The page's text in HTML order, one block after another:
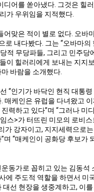
어를 쏟아냈다. 그것은 힐
가 우위임을 지적했다.
맞은 적이 별로 없다. 오바
내다봤다. 그는 “오바마
적 무당파들, 그리고 민주당
이 힐러리에게 보내는 지지
바람을 소개했다.
“인기가 바닥인 현직 대통
케인은 유럽을 다녀왔고
력하고 있다”며 “그러나 미
스>가 터뜨린 미모의 로비
가 강자이고, 지지세력으로
“매케인이 공화당 후보가
동가로 꼽히고 있는 김동석
에 주도적 역할을 하면서 미
선 현장을 생중계하고, 이